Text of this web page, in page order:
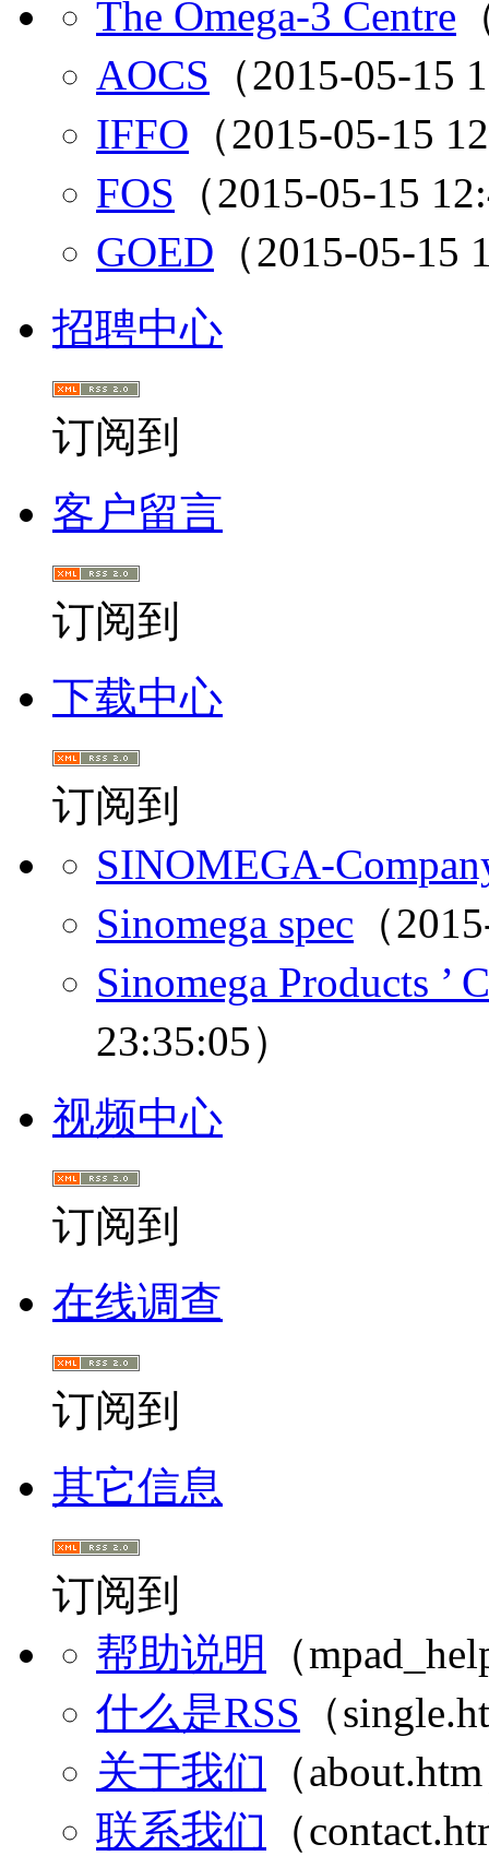
The Omega-3 Centre
AOCS （2015-05-15
IFFO （2015-05-15
FOS （2015-05-15
GOED （2015-05-15
招聘中心
订阅到
客户留言
订阅到
下载中心
订阅到
SINOMEGA-
Sinomega spec （
Sinomega Products ’
23:35:05）
视频中心
订阅到
在线调查
订阅到
其它信息
订阅到
帮助说明
（
什么是RSS （
关于我们 （
联系我们 （